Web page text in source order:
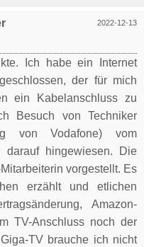
2022-12-13
Ich habe ein Internet
der für mich
ein Kabelanschluss zu
Besuch von Techniker
von Vodafone) vom
darauf hingewiesen. Die
vorgestellt. Es
erzählt und etlichen
Amazon-
TV-Anschluss noch der
TV brauche ich nicht